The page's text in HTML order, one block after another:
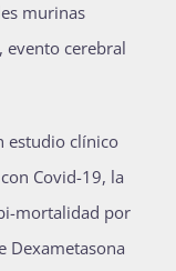
murinas
evento cerebral
estudio clínico
Covid-19, la
mortalidad por
Dexametasona